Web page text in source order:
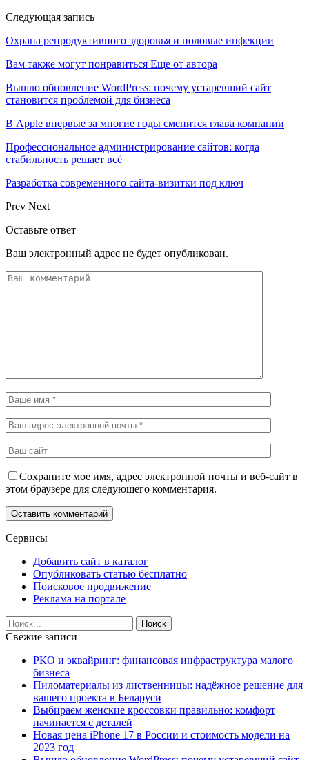
Следующая запись
Охрана репродуктивного здоровья и половые инфекции
Вам также могут понравиться Еще от автора
Вышло обновление WordPress: почему устаревший сайт
становится проблемой для бизнеса
В Apple впервые за многие годы сменится глава компании
Профессиональное администрирование сайтов: когда
стабильность решает всё
Разработка современного сайта-визитки под ключ
Prev Next
Оставьте ответ
Ваш электронный адрес не будет опубликован.
Сохраните мое имя, адрес электронной почты и веб-сайт в
этом браузере для следующего комментария.
Сервисы
Добавить сайт в каталог
Опубликовать статью бесплатно
Поисковое продвижение
Реклама на портале
Свежие записи
РКО и эквайринг: финансовая инфраструктура малого
бизнеса
Пиломатериалы из лиственницы: надёжное решение для
вашего проекта в Беларуси
Выбираем женские кроссовки правильно: комфорт
начинается с деталей
Новая цена iPhone 17 в России и стоимость модели на
2023 год